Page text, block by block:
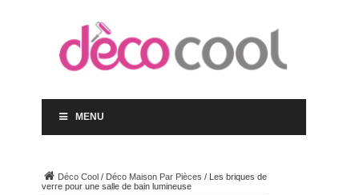
MENU
Déco Cool/ Déco Maison Par Pièces / Les briques de
verre pour une salle de bain lumineuse